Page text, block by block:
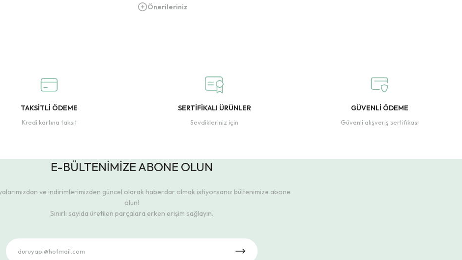
Önerileriniz
TAKSİTLİ ÖDEME
Kredi kartına taksit
SERTİFİKALI ÜRÜNLER
Sevdikleriniz için
GÜVENLİ ÖDEME
Güvenli alışveriş sertifikası
E-BÜLTENİMİZE ABONE OLUN
ve indirimlerimizden güncel olarak haberdar olmak istiyorsanız bültenimize abone
olun!
Sınırlı sayıda üretilen parçalara erken erişim sağlayın.